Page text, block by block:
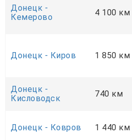
Донецк -
Кемерово
4 100 км
Донецк - Киров 1 850 км
Донецк -
Кисловодск
740 км
Донецк - Ковров 1 440 км